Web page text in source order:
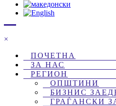
×
ПОЧЕТНА
ЗА НАС
РЕГИОН
ОПШТИНИ
БИЗНИС
ГРАЃАНСКИ